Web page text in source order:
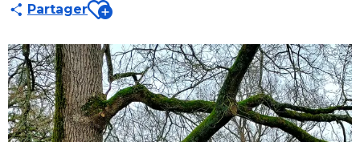
PartagerAjouter aux favoris